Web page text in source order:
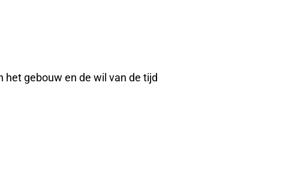
het gebouw en de wil van de tijd